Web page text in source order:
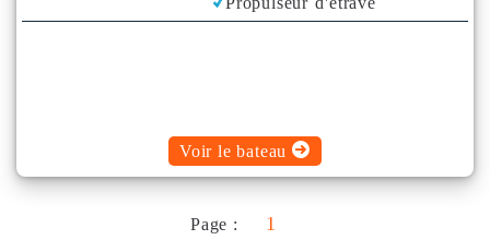
Climatisation
Voir le bateau
Page :
1